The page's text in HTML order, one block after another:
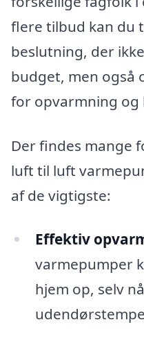
flere tilbud kan du
beslutning, der
budget, men også
for opvarmning og
Der findes mange
luft til luft
af de vigtigste:
Effektiv
varmepumper
hjem op, selv